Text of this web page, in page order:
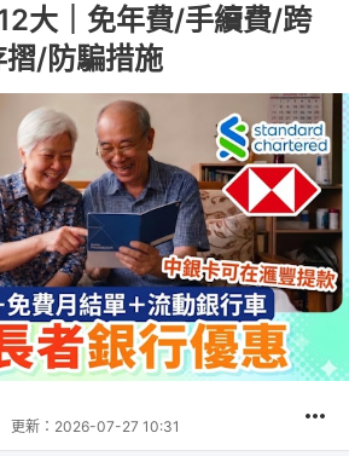
大｜免年費/手續費/跨
/防騙措施
更新： 2026-07-27 10:31